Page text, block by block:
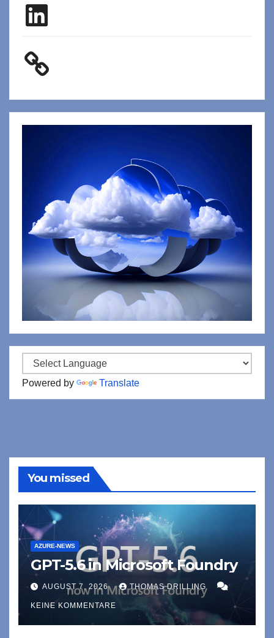
LinkedIn
Powered by Translate
You missed
AZURE-NEWS
GPT-5.6 in Microsoft Foundry
AUGUST 7, 2026 THOMAS DRILLING
KEINE KOMMENTARE